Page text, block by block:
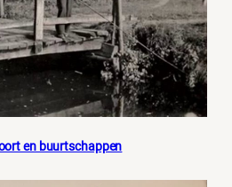
en buurtschappen